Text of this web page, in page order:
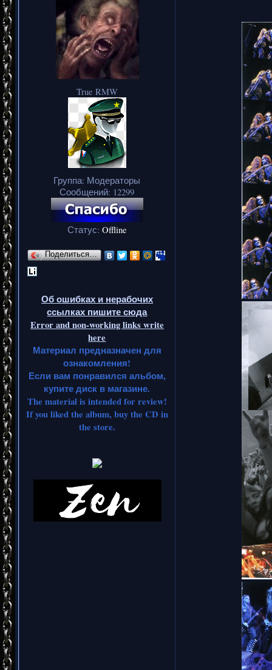
True RMW
Группа: Модераторы
Сообщений: 12299
Статус: Offline
Поделиться…
Об ошибках и нерабочих
ссылках пишите сюда
Error and non-working links write
here
Материал предназначен для
ознакомления!
Если вам понравился альбом,
купите диск в магазине.
The material is intended for review!
If you liked the album, buy the CD in
the store.